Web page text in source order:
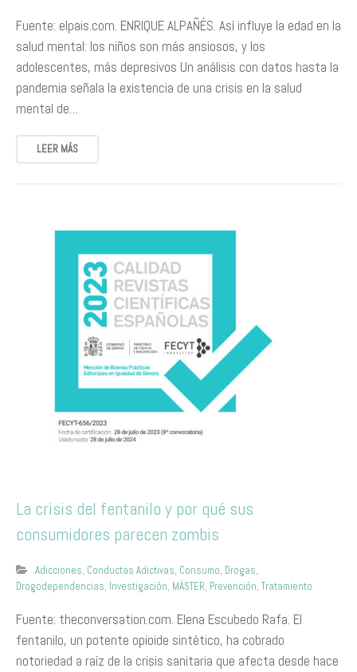
Fuente: elpais.com. ENRIQUE ALPAÑÉS. Así influye la edad en la
salud mental: los niños son más ansiosos, y los
adolescentes, más depresivos Un análisis con datos hasta la
pandemia señala la existencia de una crisis en la salud
mental de…
LEER MÁS
La crisis del fentanilo y por qué sus
consumidores parecen zombis
Adicciones, Conductas Adictivas, Consumo, Drogas,
Drogodependencias, Investigación, MÁSTER, Prevención, Tratamiento
Fuente: theconversation.com. Elena Escubedo Rafa. El
fentanilo, un potente opioide sintético, ha cobrado
notoriedad a raíz de la crisis sanitaria que afecta desde hace